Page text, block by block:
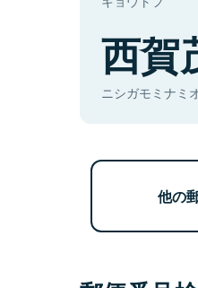
西賀
ニシガモミナミ
他の